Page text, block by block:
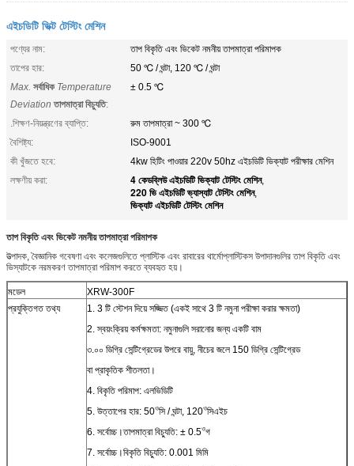
এইচডিটি ভিক্ট টেস্টিং মেশিন
পণ্যের নাম:
তাপ বিকৃতি এবং ভিকেট নমনীয় তাপমাত্রা পরিমাপক
তাপের হার:
50 ℃ / ঘন্টা, 120 ℃ / ঘন্টা
Max. সর্বাধিক Temperature
Deviation তাপমাত্রা বিচ্যুতি:
± 0.5 ℃
.শিক্ষণ-নিয়ন্ত্রণের ব্যাপ্তি:
রুম তাপমাত্রা ~ 300 ℃
বৈশিষ্ট্য:
ISO-9001
কী খুঁজতে হবে:
4kw হিটিং পাওয়ার 220v 50hz এইচডিটি ভিক্যাট পরীক্ষার মেশিন
লক্ষণীয় করা:
4 কেডব্লিউ এইচডিটি ভিক্যাট টেস্টিং মেশিন,
220 ভি এইচডিটি ভ্যাস্যাট টেস্টিং মেশিন,
ভিক্যাট এইচডিটি টেস্টিং মেশিন
তাপ বিকৃতি এবং ভিকেট নমনীয় তাপমাত্রা পরিমাপক
উত্পাদক, বৈজ্ঞানিক গবেষণা এবং কলেজগুলিতে প্লাস্টিক এবং রাবারের থার্মোপ্লাস্টিকস উপাদানগুলির তাপ বিকৃতি এবং
ভিস্যাটকে নরমকরণ তাপমাত্রা পরিমাপ করতে ব্যবহৃত হয়।
মডেল
XRW-300F
প্রযুক্তিগত তথ্য
1. 3 টি স্টেশন দিয়ে সজ্জিত (একই সাথে 3 টি নমুনা পরীক্ষা করার ক্ষমতা)
2. স্বয়ংক্রিয় কর্মক্ষমতা: নমুনাগুলি সরানোর জন্য একটি বাম
৩.০০ ডিগ্রি সেন্টিগ্রেডের উপরে বায়ু, নীচের জলে 150 ডিগ্রি সেন্টিগ্রেড
বা প্রাকৃতিক শীতলতা।
4. বিকৃতি পরিমাপ: এলভিডিটি
5. উত্তাপের হার: 50ওসি / ঘন্টা, 120ওসিএইচ
6. সর্বোচ্চ।তাপমাত্রা বিচ্যুতি: ± 0.5ওগ
7. সর্বোচ্চ।বিকৃতি বিচ্যুতি: 0.001 মিমি